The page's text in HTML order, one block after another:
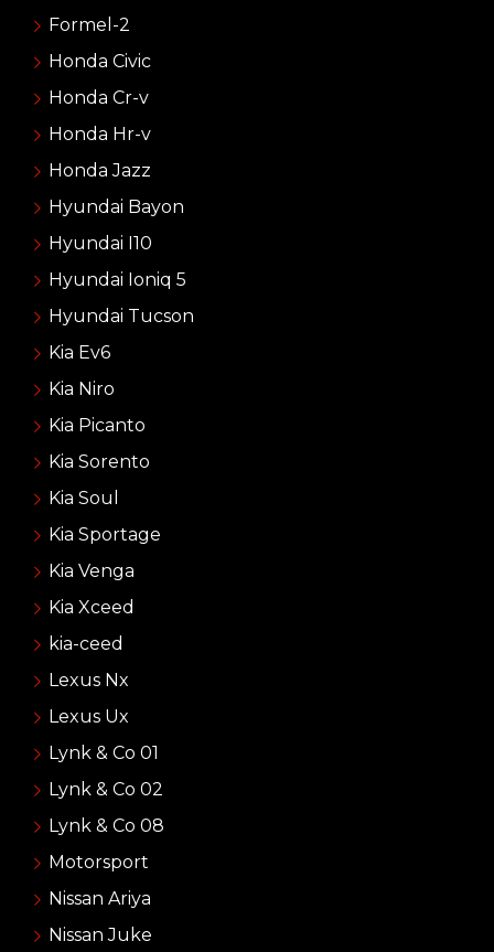
Formel-2
Honda Civic
Honda Cr-v
Honda Hr-v
Honda Jazz
Hyundai Bayon
Hyundai I10
Hyundai Ioniq 5
Hyundai Tucson
Kia Ev6
Kia Niro
Kia Picanto
Kia Sorento
Kia Soul
Kia Sportage
Kia Venga
Kia Xceed
kia-ceed
Lexus Nx
Lexus Ux
Lynk & Co 01
Lynk & Co 02
Lynk & Co 08
Motorsport
Nissan Ariya
Nissan Juke